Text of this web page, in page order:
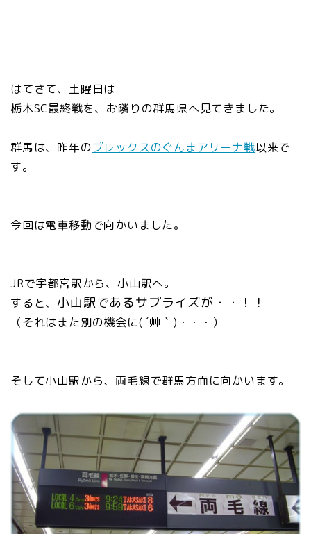
はてさて、土曜日は
栃木SC最終戦を、お隣りの群馬県へ見てきました。
群馬は、昨年のブレックスのぐんまアリーナ戦以来で
す。
今回は電車移動で向かいました。
JRで宇都宮駅から、小山駅へ。
すると、 小山駅であるサプライズが・・！！
（それはまた別の機会に( ´艸｀)・・・）
そして小山駅から、両毛線で群馬方面に向かいます。